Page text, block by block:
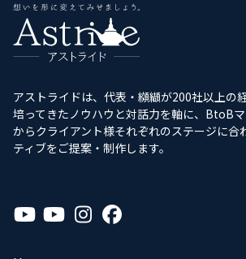
アストライドは、代表・纐纈が200社以上の
培ってきたノウハウと対話力を軸に、BtoB
からクライアント様それぞれのステージに合
ティブをご提案・制作します。
ア
イ
ア
イ
ア
イ
ア
イ